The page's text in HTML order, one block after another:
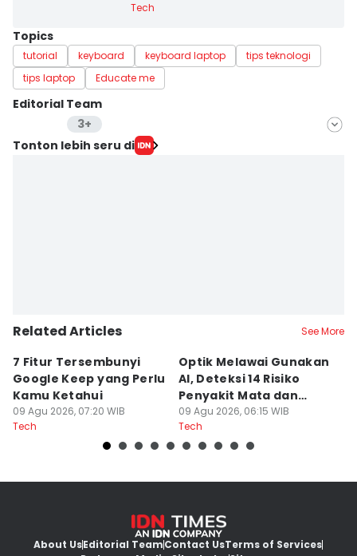
Tech
Topics
tutorial keyboard keyboard laptop
tips teknologi
tips laptop
Educate me
Editorial Team
3+
Editor
Tonton lebih seru di
Related Articles See More
7 Fitur Tersembunyi
Google Keep yang Perlu
Kamu Ketahui
09 Agu 2026, 07:20 WIB
Tech
Optik Melawai Gunakan
AI, Deteksi 14 Risiko
Penyakit Mata dan
Kronis
09 Agu 2026, 06:15 WIB
Tech
About UsEditorial TeamContact UsTerms of Services